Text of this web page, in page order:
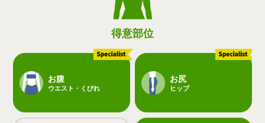
得意部位
お腹
ウエスト・くびれ
お尻
ヒップ